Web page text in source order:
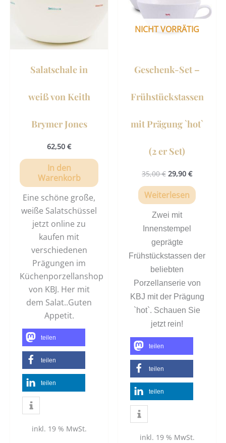
Salatschale in
weiß von Keith
Brymer Jones
62,50 €
In den
Warenkorb
Eine schöne große,
weiße Salatschüssel
jetzt online zu
kaufen mit
verschiedenen
Prägungen im
Küchenporzellanshop
von KBJ. Her mit
dem Salat..Guten
Appetit.
teilen
teilen
teilen
inkl. 19 % MwSt.
NICHT VORRÄTIG
Geschenk-Set –
Frühstückstassen
mit Prägung `hot`
(2 er Set)
35,00€ 29,90 €
Weiterlesen
Zwei mit
Innenstempel
geprägte
Frühstückstassen der
beliebten
Porzellanserie von
KBJ mit der Prägung
`hot`. Schauen Sie
jetzt rein!
teilen
teilen
teilen
inkl. 19 % MwSt.